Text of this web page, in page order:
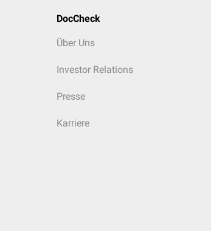
DocCheck
Über Uns
Investor Relations
Presse
Karriere